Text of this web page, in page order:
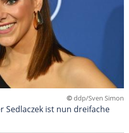
©ddp/Sven Simon
ist nun dreifache